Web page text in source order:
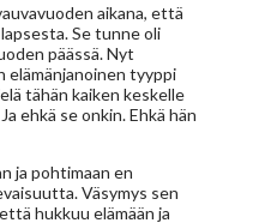
aikana, että
Se tunne oli
päässä. Nyt
elämänjanoinen tyyppi
tähän kaiken keskelle
ehkä se onkin. Ehkä hän
ja pohtimaan en
Väsymys sen
hukkuu elämään ja